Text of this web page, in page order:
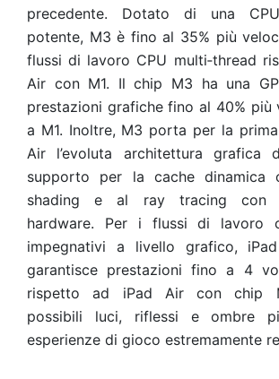
precedente. Dotato di una
potente, M3 è fino al 35% più
flussi di lavoro CPU multi‑thread
Air con M1. Il chip M3 ha una
prestazioni grafiche fino al 40% più
a M1. Inoltre, M3 porta per la
Air l’evoluta architettura grafica
supporto per la cache dinamica
shading e al ray tracing con
hardware. Per i flussi di lavoro
impegnativi a livello grafico,
garantisce prestazioni fino a 4
rispetto ad iPad Air con chip
possibili luci, riflessi e ombre
esperienze di gioco estremamente